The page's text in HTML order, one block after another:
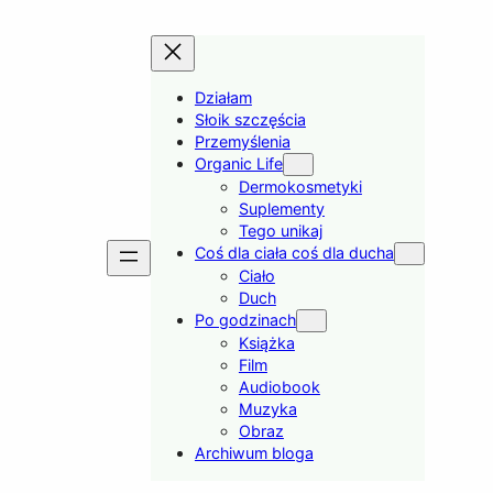
Działam
Słoik szczęścia
Przemyślenia
Organic Life
Dermokosmetyki
Suplementy
Tego unikaj
Coś dla ciała coś dla ducha
Ciało
Duch
Po godzinach
Książka
Film
Audiobook
Muzyka
Obraz
Archiwum bloga